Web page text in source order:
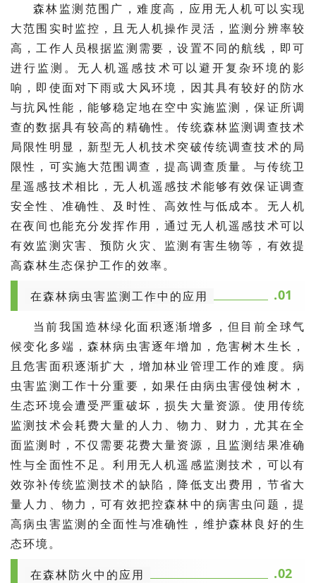
森林监测范围广，难度高，应用无人机可以实现
大范围实时监控，且无人机操作灵活，监测分辨率较
高，工作人员根据监测需要，设置不同的航线，即可
进行监测。无人机遥感技术可以避开复杂环境的影
响，即使面对下雨或大风环境，因其具有较好的防水
与抗风性能，能够稳定地在空中实施监测，保证所调
查的数据具有较高的精确性。传统森林监测调查技术
局限性明显，新型无人机技术突破传统调查技术的局
限性，可实施大范围调查，提高调查质量。与传统卫
星遥感技术相比，无人机遥感技术能够有效保证调查
安全性、准确性、及时性、高效性与低成本。无人机
在夜间也能充分发挥作用，通过无人机遥感技术可以
有效监测灾害、预防火灾、监测有害生物等，有效提
高森林生态保护工作的效率。
在森林病虫害监测工作中的应用
.01
当前我国造林绿化面积逐渐增多，但目前全球气
候变化多端，森林病虫害逐年增加，危害树木生长，
且危害面积逐渐扩大，增加林业管理工作的难度。病
虫害监测工作十分重要，如果任由病虫害侵蚀树木，
生态环境会遭受严重破坏，损失大量资源。使用传统
监测技术会耗费大量的人力、物力、财力，尤其在全
面监测时，不仅需要花费大量资源，且监测结果准确
性与全面性不足。利用无人机遥感监测技术，可以有
效弥补传统监测技术的缺陷，降低支出费用，节省大
量人力、物力，可有效把控森林中的病害虫问题，提
高病虫害监测的全面性与准确性，维护森林良好的生
态环境。
在森林防火中的应用
.02